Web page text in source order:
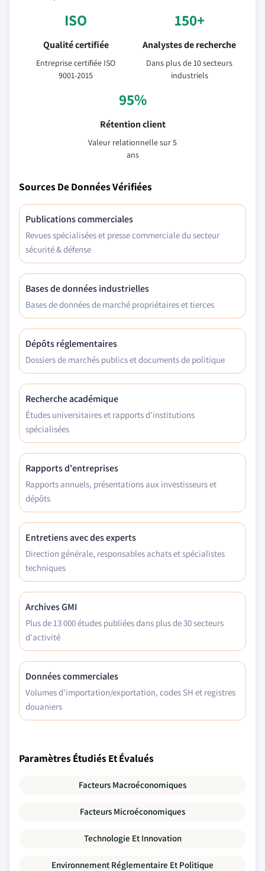
ISO
Qualité certifiée
Entreprise certifiée ISO
9001-2015
150+
Analystes de recherche
Dans plus de 10 secteurs
industriels
95%
Rétention client
Valeur relationnelle sur 5
ans
Sources De Données Vérifiées
Publications commerciales
Revues spécialisées et presse commerciale du secteur
sécurité & défense
Bases de données industrielles
Bases de données de marché propriétaires et tierces
Dépôts réglementaires
Dossiers de marchés publics et documents de politique
Recherche académique
Études universitaires et rapports d'institutions
spécialisées
Rapports d'entreprises
Rapports annuels, présentations aux investisseurs et
dépôts
Entretiens avec des experts
Direction générale, responsables achats et spécialistes
techniques
Archives GMI
Plus de 13 000 études publiées dans plus de 30 secteurs
d'activité
Données commerciales
Volumes d'importation/exportation, codes SH et registres
douaniers
Paramètres Étudiés Et Évalués
Facteurs Macroéconomiques
Facteurs Microéconomiques
Technologie Et Innovation
Environnement Réglementaire Et Politique